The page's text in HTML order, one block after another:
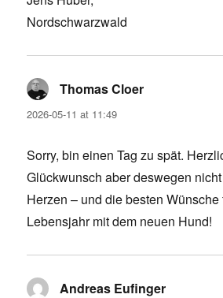
Nordschwarzwald
Thomas Cloer
2026-05-11 at 11:49
Sorry, bin einen Tag zu spät.
Glückwunsch aber deswegen
Herzen – und die besten Wünsche
Lebensjahr mit dem neuen Hund!
Andreas Eufinger